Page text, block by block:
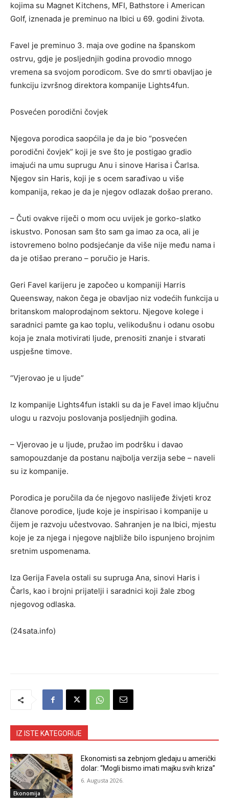
kojima su Magnet Kitchens, MFI, Bathstore i American
Golf, iznenada je preminuo na Ibici u 69. godini života.
Favel je preminuo 3. maja ove godine na španskom
ostrvu, gdje je posljednjih godina provodio mnogo
vremena sa svojom porodicom. Sve do smrti obavljao je
funkciju izvršnog direktora kompanije Lights4fun.
Posvećen porodični čovjek
Njegova porodica saopćila je da je bio “posvećen
porodični čovjek” koji je sve što je postigao gradio
imajući na umu suprugu Anu i sinove Harisa i Čarlsa.
Njegov sin Haris, koji je s ocem sarađivao u više
kompanija, rekao je da je njegov odlazak došao prerano.
– Čuti ovakve riječi o mom ocu uvijek je gorko-slatko
iskustvo. Ponosan sam što sam ga imao za oca, ali je
istovremeno bolno podsjećanje da više nije među nama i
da je otišao prerano – poručio je Haris.
Geri Favel karijeru je započeo u kompaniji Harris
Queensway, nakon čega je obavljao niz vodećih funkcija u
britanskom maloprodajnom sektoru. Njegove kolege i
saradnici pamte ga kao toplu, velikodušnu i odanu osobu
koja je znala motivirati ljude, prenositi znanje i stvarati
uspješne timove.
“Vjerovao je u ljude”
Iz kompanije Lights4fun istakli su da je Favel imao ključnu
ulogu u razvoju poslovanja posljednjih godina.
– Vjerovao je u ljude, pružao im podršku i davao
samopouzdanje da postanu najbolja verzija sebe – naveli
su iz kompanije.
Porodica je poručila da će njegovo naslijeđe živjeti kroz
članove porodice, ljude koje je inspirisao i kompanije u
čijem je razvoju učestvovao. Sahranjen je na Ibici, mjestu
koje je za njega i njegove najbliže bilo ispunjeno brojnim
sretnim uspomenama.
Iza Gerija Favela ostali su supruga Ana, sinovi Haris i
Čarls, kao i brojni prijatelji i saradnici koji žale zbog
njegovog odlaska.
(24sata.info)
IZ ISTE KATEGORIJE
Ekonomija
Ekonomisti sa zebnjom gledaju u američki
dolar: “Mogli bismo imati majku svih kriza”
6. Augusta 2026.